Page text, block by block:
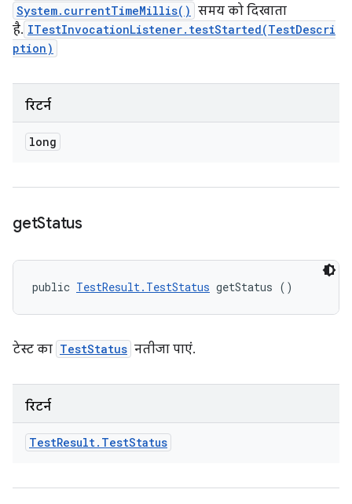
System.currentTimeMillis() समय को दिखाता
है. ITestInvocationListener.testStarted(TestDescri
ption)
रिटर्न
long
getStatus
public TestResult.TestStatus getStatus ()
टेस्ट का TestStatus नतीजा पाएं.
रिटर्न
TestResult. TestStatus